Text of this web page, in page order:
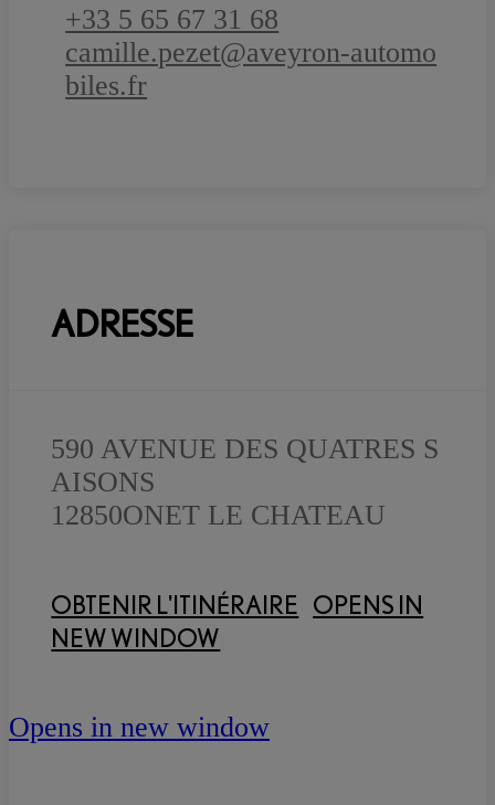
+33 5 65 67 31 68
camille.pezet@aveyron-automo
biles.fr
ADRESSE
590 AVENUE DES QUATRES S
AISONS
12850ONET LE CHATEAU
OBTENIR L'ITINÉRAIRE OPENS IN
NEW WINDOW
Opens in new window